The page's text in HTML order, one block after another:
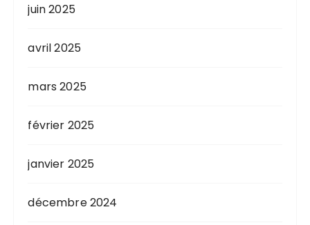
juin 2025
avril 2025
mars 2025
février 2025
janvier 2025
décembre 2024